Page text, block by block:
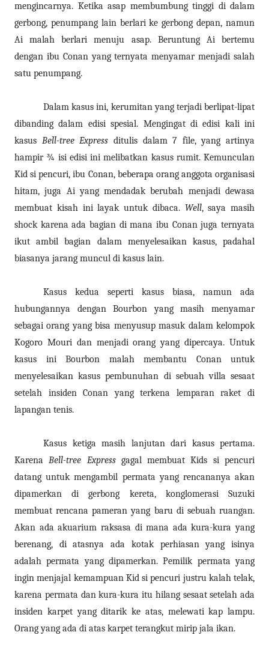
mengincarnya. Ketika asap membumbung tinggi di dalam
gerbong, penumpang lain berlari ke gerbong depan, namun
Ai malah berlari menuju asap. Beruntung Ai bertemu
dengan ibu Conan yang ternyata menyamar menjadi salah
satu penumpang.
Dalam kasus ini, kerumitan yang terjadi berlipat-lipat
dibanding dalam edisi spesial. Mengingat di edisi kali ini
kasus Bell-tree Express ditulis dalam 7 file, yang artinya
hampir ¾ isi edisi ini melibatkan kasus rumit. Kemunculan
Kid si pencuri, ibu Conan, beberapa orang anggota organisasi
hitam, juga Ai yang mendadak berubah menjadi dewasa
membuat kisah ini layak untuk dibaca. Well, saya masih
shock karena ada bagian di mana ibu Conan juga ternyata
ikut ambil bagian dalam menyelesaikan kasus, padahal
biasanya jarang muncul di kasus lain.
Kasus kedua seperti kasus biasa, namun ada
hubungannya dengan Bourbon yang masih menyamar
sebagai orang yang bisa menyusup masuk dalam kelompok
Kogoro Mouri dan menjadi orang yang dipercaya. Untuk
kasus ini Bourbon malah membantu Conan untuk
menyelesaikan kasus pembunuhan di sebuah villa sesaat
setelah insiden Conan yang terkena lemparan raket di
lapangan tenis.
Kasus ketiga masih lanjutan dari kasus pertama.
KarenaBell-tree Expressgagal membuat Kids si pencuri
datang untuk mengambil permata yang rencananya akan
dipamerkan di gerbong kereta, konglomerasi Suzuki
membuat rencana pameran yang baru di sebuah ruangan.
Akan ada akuarium raksasa di mana ada kura-kura yang
berenang, di atasnya ada kotak perhiasan yang isinya
adalah permata yang dipamerkan. Pemilik permata yang
ingin menjajal kemampuan Kid si pencuri justru kalah telak,
karena permata dan kura-kura itu hilang sesaat setelah ada
insiden karpet yang ditarik ke atas, melewati kap lampu.
Orang yang ada di atas karpet terangkut mirip jala ikan.